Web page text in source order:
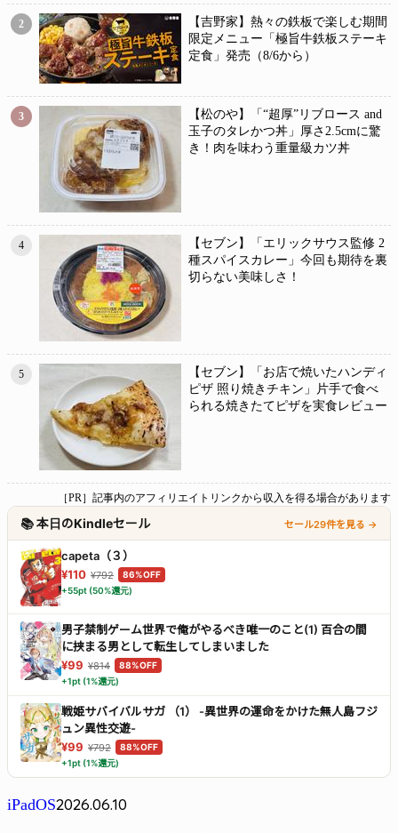
2
【吉野家】熱々の鉄板で楽しむ期間
限定メニュー「極旨牛鉄板ステーキ
定食」発売（8/6から）
3
【松のや】「“超厚”リブロース and
玉子のタレかつ丼」厚さ2.5cmに驚
き！肉を味わう重量級カツ丼
4
【セブン】「エリックサウス監修 2
種スパイスカレー」今回も期待を裏
切らない美味しさ！
5
【セブン】「お店で焼いたハンディ
ピザ 照り焼きチキン」片手で食べ
られる焼きたてピザを実食レビュー
［PR］記事内のアフィリエイトリンクから収入を得る場合があります
📚 本日のKindleセール セール29件を見る →
capeta（３）
¥110 ¥792
86%OFF
+55pt (50%還元)
男子禁制ゲーム世界で俺がやるべき唯一のこと(1) 百合の間
に挟まる男として転生してしまいました
¥99 ¥814
88%OFF
+1pt (1%還元)
戦姫サバイバルサガ （1） -異世界の運命をかけた無人島フジ
ュン異性交遊-
¥99 ¥792
88%OFF
+1pt (1%還元)
iPadOS2026.06.10